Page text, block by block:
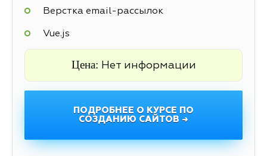
Верстка email-рассылок
Vue.js
Цена: Нет информации
ПОДРОБНЕЕ О КУРСЕ ПО
СОЗДАНИЮ САЙТОВ →